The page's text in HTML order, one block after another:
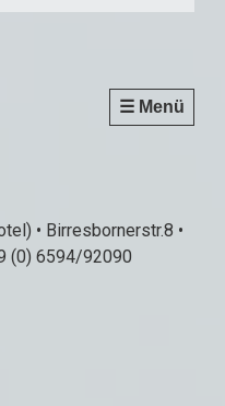
☰ Menü
• Birresbornerstr.8 •
(0) 6594/92090